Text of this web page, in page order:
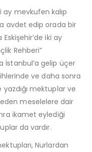
mevkufen kalıp
avdet edip orada bir
Eskişehir’de iki ay
Rehberi”
gelip üçer
ve daha sonra
mektuplar ve
meselelere dair
ikamet eylediği
da vardır.
Nurlardan